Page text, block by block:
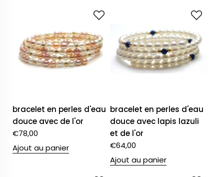
bracelet en perles d'eau
douce avec de l'or
€78,00
Ajout au panier
bracelet en perles d'eau
douce avec lapis lazuli
et de l'or
€64,00
Ajout au panier